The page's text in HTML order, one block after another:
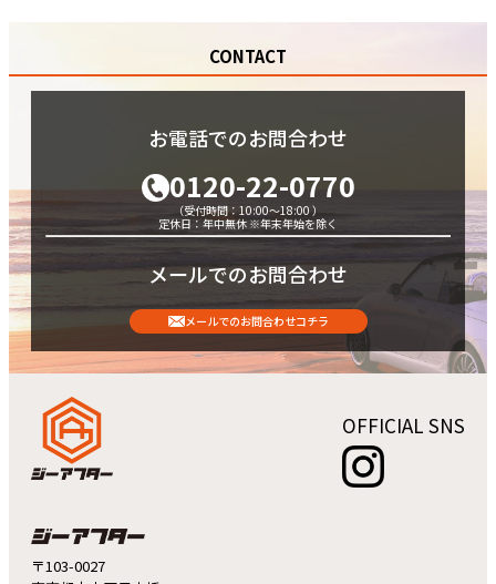
10月
12月
9月
11月
●10月
●9月
●10月
10月
12月
11月
CONTACT
お電話でのお問合わせ
0120-22-0770
（受付時間：10:00～18:00 ）
定休日：年中無休 ※年末年始を除く
メールでのお問合わせ
メールでのお問合わせコチラ
〒103-0027
OFFICIAL SNS